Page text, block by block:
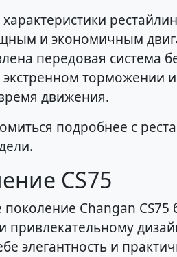
характеристики
и экономичным
передовая
торможении
движения.
подробнее с
CS75
Changan CS75
привлекательному
элегантность и